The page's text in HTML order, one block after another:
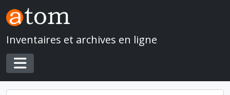
Skip to main content
Inventaires et archives en ligne
Toggle navigation